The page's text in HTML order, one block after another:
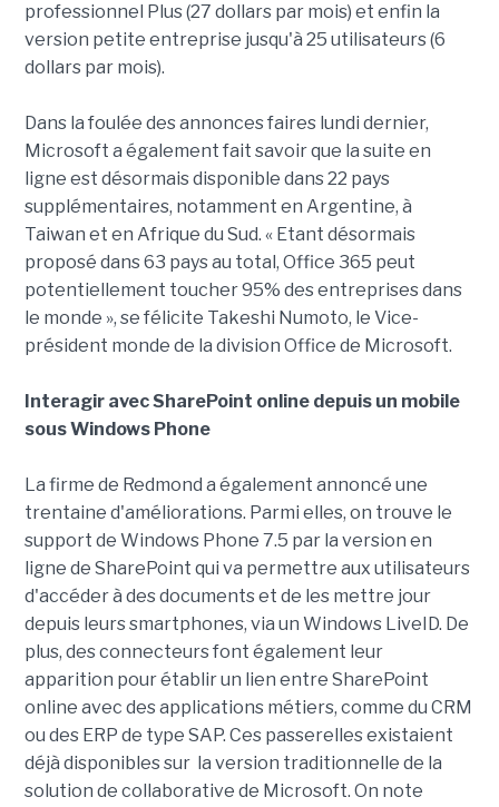
professionnel Plus (27 dollars par mois) et enfin la
version petite entreprise jusqu'à 25 utilisateurs (6
dollars par mois).
Dans la foulée des annonces faires lundi dernier,
Microsoft a également fait savoir que la suite en
ligne est désormais disponible dans 22 pays
supplémentaires, notamment en Argentine, à
Taiwan et en Afrique du Sud. « Etant désormais
proposé dans 63 pays au total, Office 365 peut
potentiellement toucher 95% des entreprises dans
le monde », se félicite Takeshi Numoto, le Vice-
président monde de la division Office de Microsoft.
Interagir avec SharePoint online depuis un mobile
sous Windows Phone
La firme de Redmond a également annoncé une
trentaine d'améliorations. Parmi elles, on trouve le
support de Windows Phone 7.5 par la version en
ligne de SharePoint qui va permettre aux utilisateurs
d'accéder à des documents et de les mettre jour
depuis leurs smartphones, via un Windows LiveID. De
plus, des connecteurs font également leur
apparition pour établir un lien entre SharePoint
online avec des applications métiers, comme du CRM
ou des ERP de type SAP. Ces passerelles existaient
déjà disponibles sur la version traditionnelle de la
solution de collaborative de Microsoft. On note